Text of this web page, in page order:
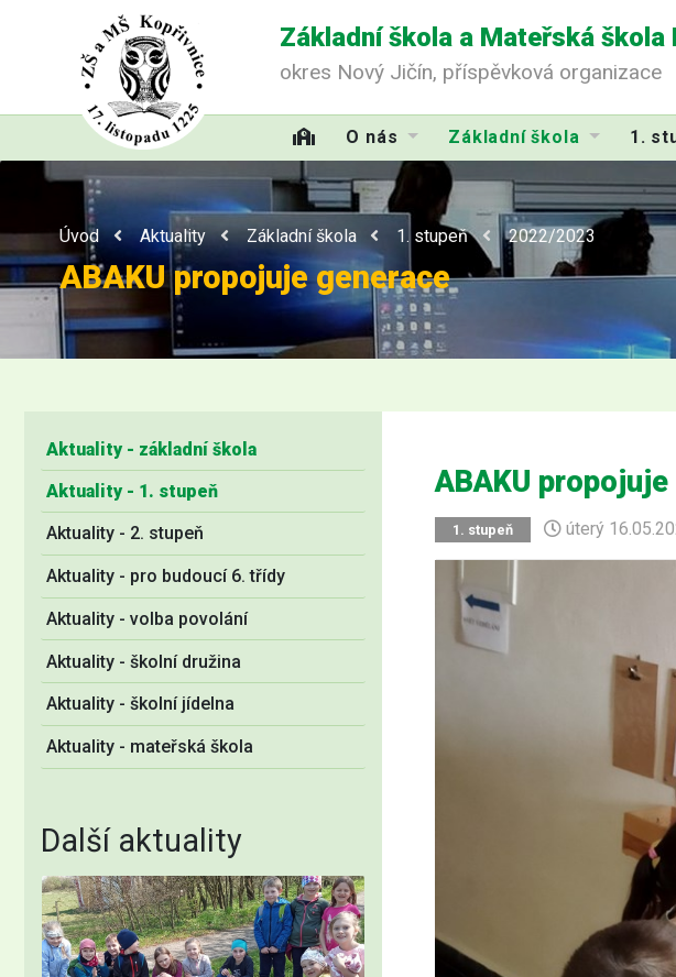
Základní škola a Mateřská
okres Nový Jičín, příspěvková organizace
O nás Základní škola 1.
Úvod Aktuality Základní škola 1. stupeň 2022/2023
ABAKU propojuje generace
Aktuality - základní škola
Aktuality - 1. stupeň
Aktuality - 2. stupeň
Aktuality - pro budoucí 6. třídy
Aktuality - volba povolání
Aktuality - školní družina
Aktuality - školní jídelna
Aktuality - mateřská škola
Další aktuality
ABAKU
1. stupeň úterý